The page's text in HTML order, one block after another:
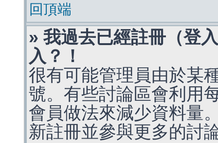
回頂端
» 我過去已經註冊（登
入？！
很有可能管理員由於某
號。有些討論區會利用
會員做法來減少資料量
新註冊並參與更多的討